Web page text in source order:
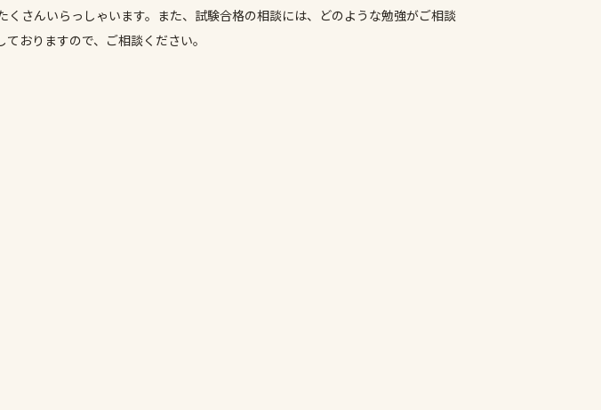
くさんいらっしゃいます。また、試験合格の相談には、どのような勉強がご相談
おりますので、ご相談ください。